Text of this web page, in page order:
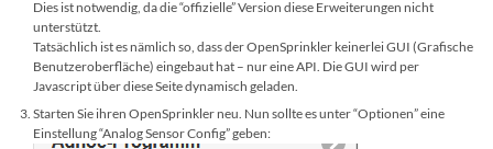
Dies ist notwendig, da die “offizielle” Version diese Erweiterungen nicht
unterstützt.
Tatsächlich ist es nämlich so, dass der OpenSprinkler keinerlei GUI (Grafische
Benutzeroberfläche) eingebaut hat – nur eine API. Die GUI wird per
Javascript über diese Seite dynamisch geladen.
Starten Sie ihren OpenSprinkler neu. Nun sollte es unter “Optionen” eine
Einstellung “Analog Sensor Config” geben: